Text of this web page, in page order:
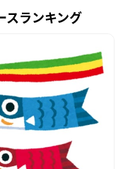
スランキング